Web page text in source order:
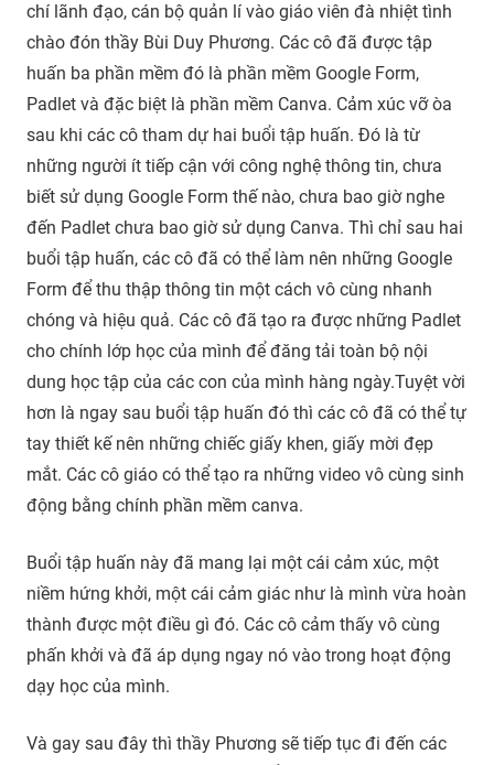
chí lãnh đạo, cán bộ quản lí vào giáo viên đà nhiệt tình
chào đón thầy Bùi Duy Phương. Các cô đã được tập
huấn ba phần mềm đó là phần mềm Google Form,
Padlet và đặc biệt là phần mềm Canva. Cảm xúc vỡ òa
sau khi các cô tham dự hai buổi tập huấn. Đó là từ
những người ít tiếp cận với công nghệ thông tin, chưa
biết sử dụng Google Form thế nào, chưa bao giờ nghe
đến Padlet chưa bao giờ sử dụng Canva. Thì chỉ sau hai
buổi tập huấn, các cô đã có thể làm nên những Google
Form để thu thập thông tin một cách vô cùng nhanh
chóng và hiệu quả. Các cô đã tạo ra được những Padlet
cho chính lớp học của mình để đăng tải toàn bộ nội
dung học tập của các con của mình hàng ngày.Tuyệt vời
hơn là ngay sau buổi tập huấn đó thì các cô đã có thể tự
tay thiết kế nên những chiếc giấy khen, giấy mời đẹp
mắt. Các cô giáo có thể tạo ra những video vô cùng sinh
động bằng chính phần mềm canva.
Buổi tập huấn này đã mang lại một cái cảm xúc, một
niềm hứng khởi, một cái cảm giác như là mình vừa hoàn
thành được một điều gì đó. Các cô cảm thấy vô cùng
phấn khởi và đã áp dụng ngay nó vào trong hoạt động
dạy học của mình.
Và gay sau đây thì thầy Phương sẽ tiếp tục đi đến các